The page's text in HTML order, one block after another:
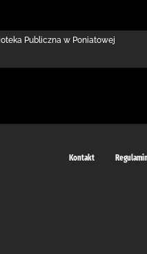
Publiczna w Poniatowej
Kontakt